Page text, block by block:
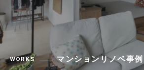
WORKS マンションリノベ事例